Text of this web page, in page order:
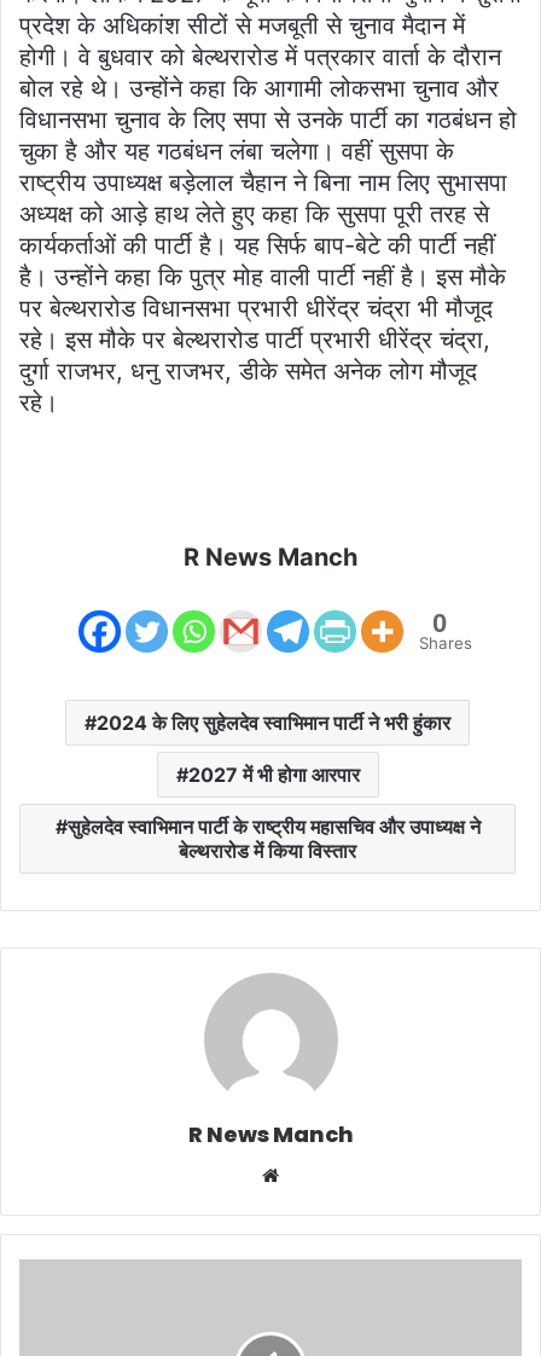
प्रदेश के अधिकांश सीटों से मजबूती से चुनाव मैदान में
होगी। वे बुधवार को बेल्थरारोड में पत्रकार वार्ता के दौरान
बोल रहे थे। उन्होंने कहा कि आगामी लोकसभा चुनाव और
विधानसभा चुनाव के लिए सपा से उनके पार्टी का गठबंधन हो
चुका है और यह गठबंधन लंबा चलेगा। वहीं सुसपा के
राष्ट्रीय उपाध्यक्ष बड़ेलाल चैहान ने बिना नाम लिए सुभासपा
अध्यक्ष को आड़े हाथ लेते हुए कहा कि सुसपा पूरी तरह से
कार्यकर्ताओं की पार्टी है। यह सिर्फ बाप-बेटे की पार्टी नहीं
है। उन्होंने कहा कि पुत्र मोह वाली पार्टी नहीं है। इस मौके
पर बेल्थरारोड विधानसभा प्रभारी धीरेंद्र चंद्रा भी मौजूद
रहे। इस मौके पर बेल्थरारोड पार्टी प्रभारी धीरेंद्र चंद्रा,
दुर्गा राजभर, धनु राजभर, डीके समेत अनेक लोग मौजूद
रहे।
R News Manch
0
Shares
2024 के लिए सुहेलदेव स्वाभिमान पार्टी ने भरी हुंकार
2027 में भी होगा आरपार
सुहेलदेव स्वाभिमान पार्टी के राष्ट्रीय महासचिव और उपाध्यक्ष ने
बेल्थरारोड में किया विस्तार
R News Manch
Website